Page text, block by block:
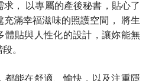
求， 以專屬的產後秘書，貼心了
滿幸福滋味的照護空間， 將生
體貼與人性化的設計，讓妳能無
。
都能在舒適、愉快，以及注重隱